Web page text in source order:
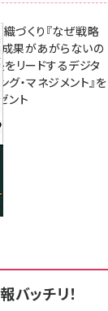
織づくり『なぜ戦略
果があがらないの
リードするデジタ
グ・マネジメント』を
ント
ッチリ！